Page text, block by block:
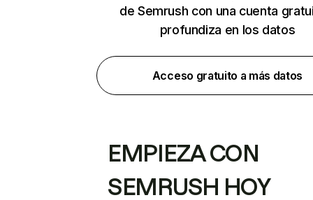
de Semrush con una cuenta
profundiza en los datos
Acceso gratuito a más datos
EMPIEZA CON
SEMRUSH HOY